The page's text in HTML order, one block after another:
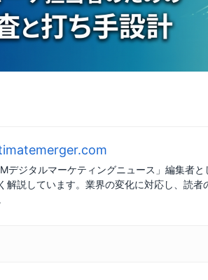
IMデジタルマーケティングニュース」編集者
解説しています。業界の変化に対応し、読